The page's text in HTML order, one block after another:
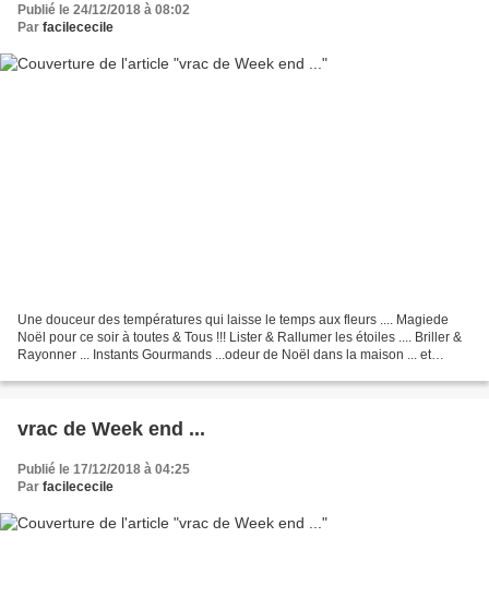
Publié le 24/12/2018 à 08:02
Par facilececile
Une douceur des températures qui laisse le temps aux fleurs .... Magiede
Noël pour ce soir à toutes & Tous !!! Lister & Rallumer les étoiles .... Briller &
Rayonner ... Instants Gourmands ...odeur de Noël dans la maison ... et
vrac de Week end ...
Publié le 17/12/2018 à 04:25
Par facilececile